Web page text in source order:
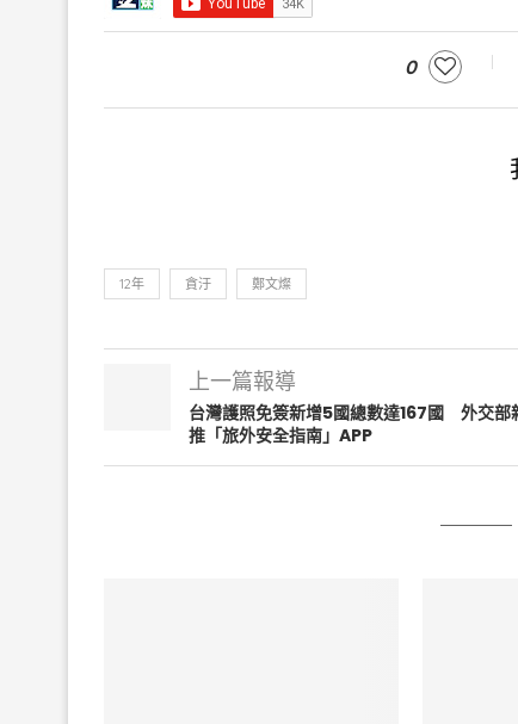
0
12年 貪汙 鄭文燦
上一篇報導
台灣護照免簽新增5國總數達167國 外交部
推「旅外安全指南」APP